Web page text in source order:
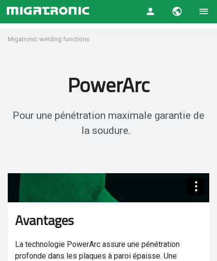
Migatronic welding functions
PowerArc
Pour une pénétration maximale garantie de
la soudure.
Avantages
La technologie PowerArc assure une pénétration
profonde dans les plaques à paroi épaisse. Une